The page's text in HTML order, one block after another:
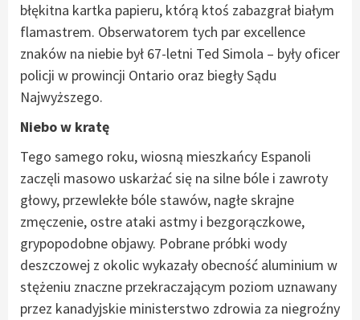
błękitna kartka papieru, którą ktoś zabazgrał białym
flamastrem. Obserwatorem tych par excellence
znaków na niebie był 67-letni Ted Simola – były oficer
policji w prowincji Ontario oraz biegły Sądu
Najwyższego.
Niebo w kratę
Tego samego roku, wiosną mieszkańcy Espanoli
zaczęli masowo uskarżać się na silne bóle i zawroty
głowy, przewlekłe bóle stawów, nagłe skrajne
zmęczenie, ostre ataki astmy i bezgorączkowe,
grypopodobne objawy. Pobrane próbki wody
deszczowej z okolic wykazały obecność aluminium w
stężeniu znaczne przekraczającym poziom uznawany
przez kanadyjskie ministerstwo zdrowia za niegroźny